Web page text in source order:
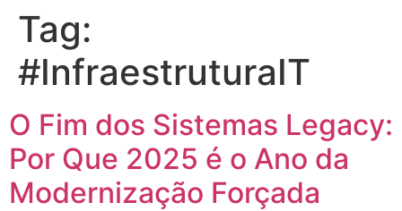
Tag:
#InfraestruturaIT
O Fim dos Sistemas Legacy:
Por Que 2025 é o Ano da
Modernização Forçada